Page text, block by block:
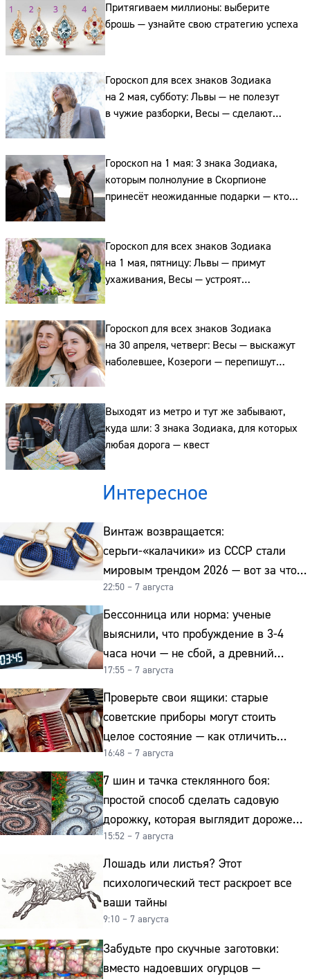
Притягиваем миллионы: выберите
брошь — узнайте свою стратегию успеха
Гороскоп для всех знаков Зодиака
на 2 мая, субботу: Львы — не полезут
в чужие разборки, Весы — сделают
выбор, а, а Рыбы выскажут обиды
Гороскоп на 1 мая: 3 знака Зодиака,
которым полнолуние в Скорпионе
принесёт неожиданные подарки — кто
Гороскоп для всех знаков Зодиака
на 1 мая, пятницу: Львы — примут
ухаживания, Весы — устроят
романтический ужин, а Водолеи —
Гороскоп для всех знаков Зодиака
на 30 апреля, четверг: Весы — выскажут
наболевшее, Козероги — перепишут
планы, а Рыбы — смоют тревогу водой
Выходят из метро и тут же забывают,
куда шли: 3 знака Зодиака, для которых
любая дорога — квест
Интересное
Винтаж возвращается:
серьги-«калачики» из СССР стали
мировым трендом 2026 — вот за что
их ценят ювелиры
22:50 – 7 августа
Бессонница или норма: ученые
выяснили, что пробуждение в 3-4
часа ночи — не сбой, а древний
биологический ритм
17:55 – 7 августа
Проверьте свои ящики: старые
советские приборы могут стоить
целое состояние — как отличить
подделку от мельхиора
16:48 – 7 августа
7 шин и тачка стеклянного боя:
простой способ сделать садовую
дорожку, которая выглядит дороже
гранита
15:52 – 7 августа
Лошадь или листья? Этот
психологический тест раскроет все
ваши тайны
9:10 – 7 августа
Забудьте про скучные заготовки:
вместо надоевших огурцов —